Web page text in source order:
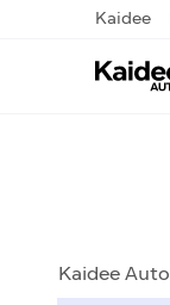
Kaidee
Kaidee Auto